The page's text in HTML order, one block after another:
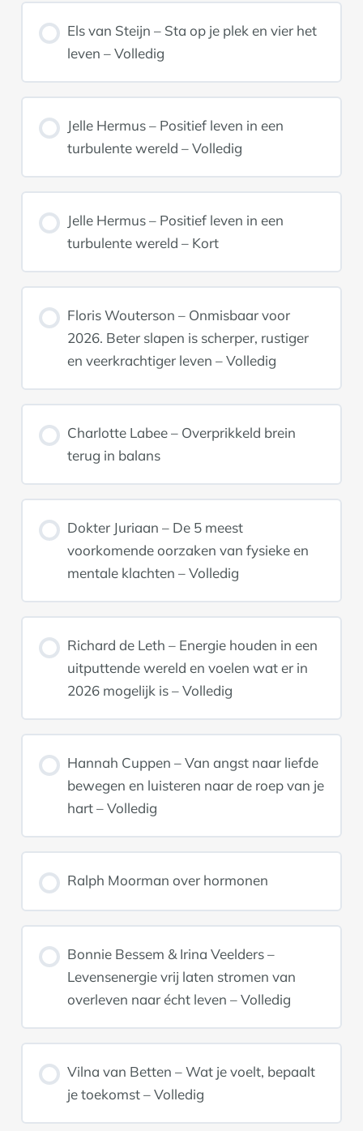
Els van Steijn – Sta op je plek en vier het
leven – Volledig
Jelle Hermus – Positief leven in een
turbulente wereld – Volledig
Jelle Hermus – Positief leven in een
turbulente wereld – Kort
Floris Wouterson – Onmisbaar voor
2026. Beter slapen is scherper, rustiger
en veerkrachtiger leven – Volledig
Charlotte Labee – Overprikkeld brein
terug in balans
Dokter Juriaan – De 5 meest
voorkomende oorzaken van fysieke en
mentale klachten – Volledig
Richard de Leth – Energie houden in een
uitputtende wereld en voelen wat er in
2026 mogelijk is – Volledig
Hannah Cuppen – Van angst naar liefde
bewegen en luisteren naar de roep van je
hart – Volledig
Ralph Moorman over hormonen
Bonnie Bessem & Irina Veelders –
Levensenergie vrij laten stromen van
overleven naar écht leven – Volledig
Vilna van Betten – Wat je voelt, bepaalt
je toekomst – Volledig